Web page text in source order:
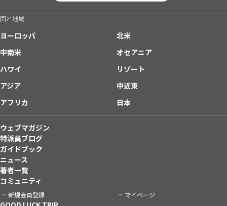
国と地域
ヨーロッパ
北米
中南米
オセアニア
ハワイ
リゾート
アジア
中近東
アフリカ
日本
ウェブマガジン
特派員ブログ
ガイドブック
ニュース
著者一覧
コミュニティ
新規会員登録 マイページ